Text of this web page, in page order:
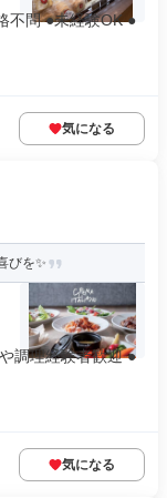
不問 ●未経験OK ●
気になる
びを✨
調理経験者歓迎 ●
気になる